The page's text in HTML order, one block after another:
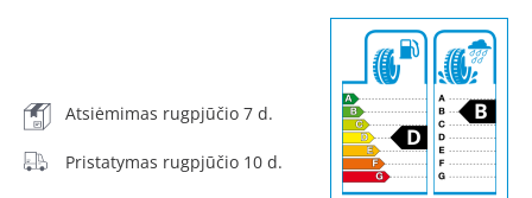
Atsiėmimas rugpjūčio 7 d.
Pristatymas rugpjūčio 10 d.